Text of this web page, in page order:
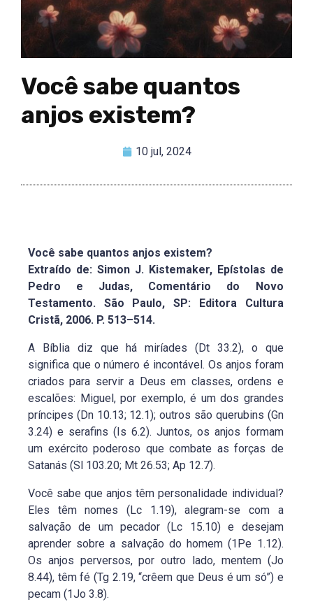
Você sabe quantos
anjos existem?
10 jul, 2024
Você sabe quantos anjos existem?
Extraído de: Simon J. Kistemaker, Epístolas de
Pedro e Judas, Comentário do Novo
Testamento. São Paulo, SP: Editora Cultura
Cristã, 2006. P. 513–514.
A Bíblia diz que há miríades (Dt 33.2), o que
significa que o número é incontável. Os anjos foram
criados para servir a Deus em classes, ordens e
escalões: Miguel, por exemplo, é um dos grandes
príncipes (Dn 10.13; 12.1); outros são querubins (Gn
3.24) e serafins (Is 6.2). Juntos, os anjos formam
um exército poderoso que combate as forças de
Satanás (Sl 103.20; Mt 26.53; Ap 12.7).
Você sabe que anjos têm personalidade individual?
Eles têm nomes (Lc 1.19), alegram-se com a
salvação de um pecador (Lc 15.10) e desejam
aprender sobre a salvação do homem (1Pe 1.12).
Os anjos perversos, por outro lado, mentem (Jo
8.44), têm fé (Tg 2.19, “crêem que Deus é um só”) e
pecam (1Jo 3.8).